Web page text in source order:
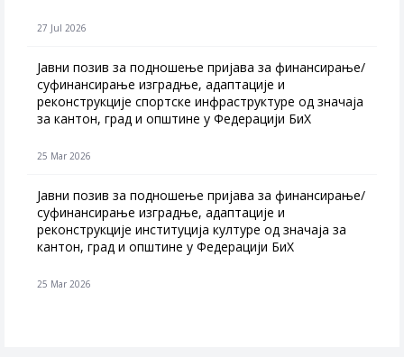
27 Jul 2026
Jавни позив за подношење пријава за финансирање/
суфинансирање изградње, адаптације и
реконструкције спортске инфраструктуре од значаја
за кантон, град и општине у Федерацији БиХ
25 Mar 2026
Јавни позив за подношење пријава за финансирање/
суфинансирање изградње, адаптације и
реконструкције институција културе од значаја за
кантон, град и општине у Федерацији БиХ
25 Mar 2026